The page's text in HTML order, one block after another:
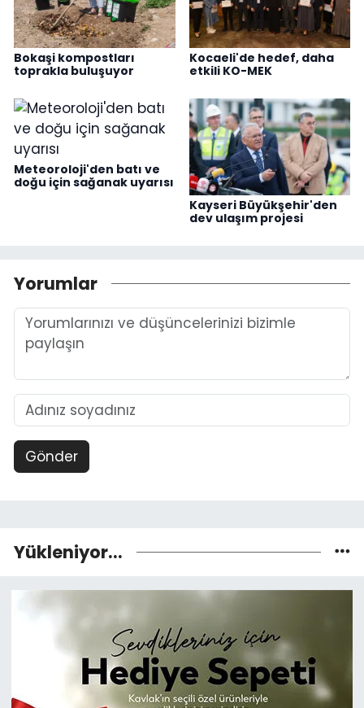
Bokaşi kompostları
toprakla buluşuyor
Kocaeli'de hedef, daha
etkili KO-MEK
Meteoroloji'den batı ve
doğu için sağanak uyarısı
Kayseri Büyükşehir'den
dev ulaşım projesi
Yorumlar
Gönder
Yükleniyor...